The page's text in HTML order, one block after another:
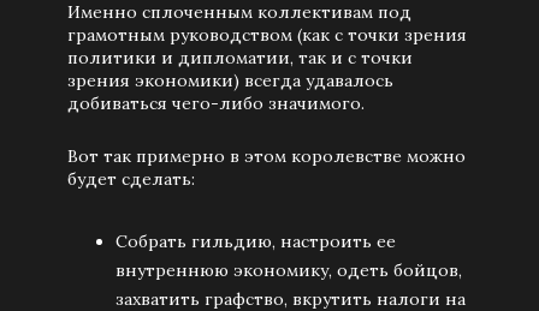
Именно сплоченным коллективам под
грамотным руководством (как с точки зрения
политики и дипломатии, так и с точки
зрения экономики) всегда удавалось
добиваться чего-либо значимого.
Вот так примерно в этом королевстве можно
будет сделать:
Собрать гильдию, настроить ее
внутреннюю экономику, одеть бойцов,
захватить графство, вкрутить налоги на